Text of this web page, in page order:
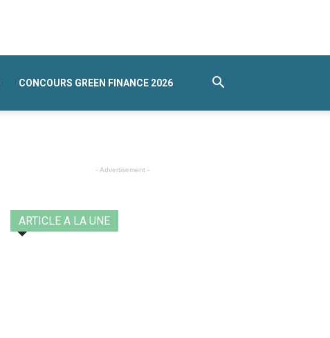
CONCOURS GREEN FINANCE 2026
- Advertisement -
ARTICLE A LA UNE